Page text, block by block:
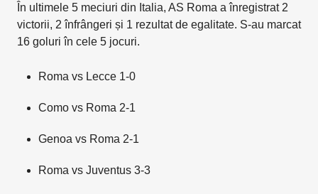
În ultimele 5 meciuri din Italia, AS Roma a înregistrat 2
victorii, 2 înfrângeri și 1 rezultat de egalitate. S-au marcat
16 goluri în cele 5 jocuri.
Roma vs Lecce 1-0
Como vs Roma 2-1
Genoa vs Roma 2-1
Roma vs Juventus 3-3